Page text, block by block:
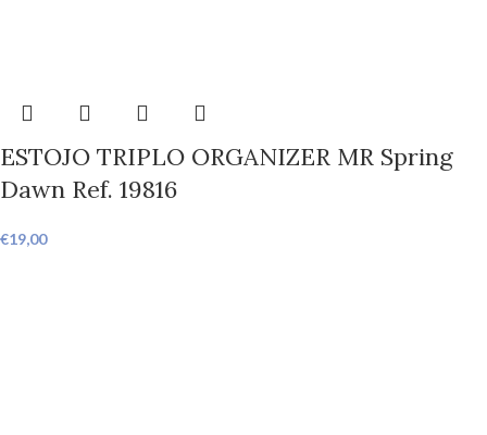
ESTOJO TRIPLO ORGANIZER MR Spring
Dawn Ref. 19816
€19,00